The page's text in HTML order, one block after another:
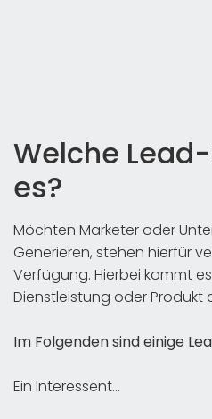
Welche
es?
Möchten Marketer oder
Generieren, stehen hierfür
Verfügung. Hierbei kommt
Dienstleistung oder Produkt
Im Folgenden sind einige
Ein Interessent…